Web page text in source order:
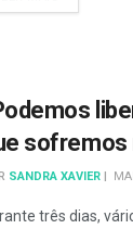
sofremos
SANDRA XAVIER
três dias,